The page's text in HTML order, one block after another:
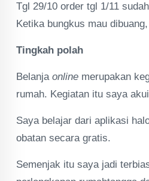
Tgl 29/10 order tgl 1/11
Ketika bungkus mau
Tingkah polah
Belanja online merupakan
rumah. Kegiatan itu saya
Saya belajar dari aplikasi
obatan secara gratis.
Semenjak itu saya jadi